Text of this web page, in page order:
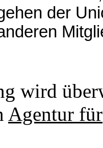
der
wird
Agentur für